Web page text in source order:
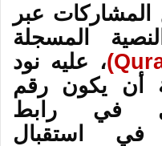
المشاركات عبر
المسجلة
)، عليه نود
أن يكون رقم
في رابط
في استقبال